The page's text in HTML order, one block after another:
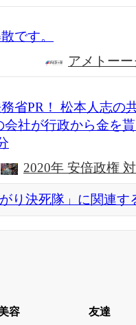
です。
アメトーー
省PR！ 松本人志の
社が行政から金を
2020年 安倍政権
がり決死隊」に関連
容 友達